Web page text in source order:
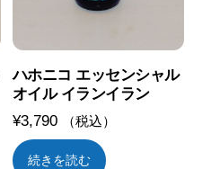
ハホニコ エッセンシャル
オイル イランイラン
¥3,790 （税込）
続きを読む